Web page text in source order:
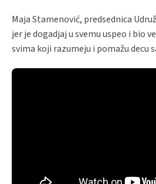
Maja Stamenović, predsednica
jer je dogadjaj u svemu uspeo i bio
svima koji razumeju i pomažu decu